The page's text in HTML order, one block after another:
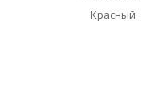
Красный